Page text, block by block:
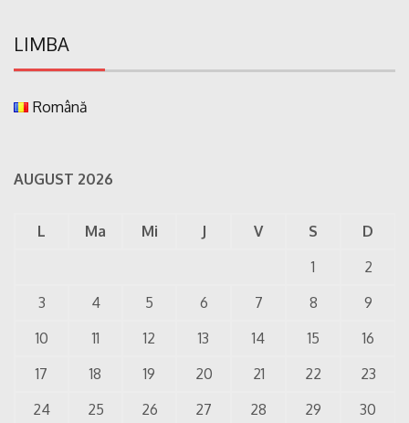
LIMBA
Română
AUGUST 2026
L Ma Mi J V S
D
1
2
3
4 5 6 7 8
9
10
11 12 13 14 15
16
17
18 19 20 21 22
23
24
25 26 27 28 29 30